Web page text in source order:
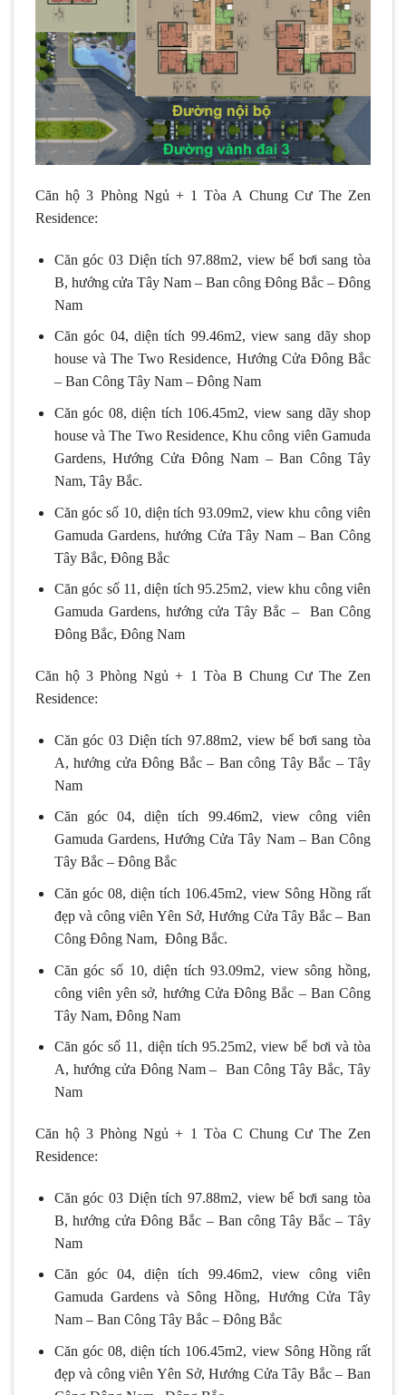
Căn hộ 3 Phòng Ngủ + 1 Tòa A Chung Cư The Zen
Residence:
Căn góc 03 Diện tích 97.88m2, view bể bơi sang tòa
B, hướng cửa Tây Nam – Ban công Đông Bắc – Đông
Nam
Căn góc 04, diện tích 99.46m2, view sang dãy shop
house và The Two Residence, Hướng Cửa Đông Bắc
– Ban Công Tây Nam – Đông Nam
Căn góc 08, diện tích 106.45m2, view sang dãy shop
house và The Two Residence, Khu công viên Gamuda
Gardens, Hướng Cửa Đông Nam – Ban Công Tây
Nam, Tây Bắc.
Căn góc số 10, diện tích 93.09m2, view khu công viên
Gamuda Gardens, hướng Cửa Tây Nam – Ban Công
Tây Bắc, Đông Bắc
Căn góc số 11, diện tích 95.25m2, view khu công viên
Gamuda Gardens, hướng cửa Tây Bắc – Ban Công
Đông Bắc, Đông Nam
Căn hộ 3 Phòng Ngủ + 1 Tòa B Chung Cư The Zen
Residence:
Căn góc 03 Diện tích 97.88m2, view bể bơi sang tòa
A, hướng cửa Đông Bắc – Ban công Tây Bắc – Tây
Nam
Căn góc 04, diện tích 99.46m2, view công viên
Gamuda Gardens, Hướng Cửa Tây Nam – Ban Công
Tây Bắc – Đông Bắc
Căn góc 08, diện tích 106.45m2, view Sông Hồng rất
đẹp và công viên Yên Sở, Hướng Cửa Tây Bắc – Ban
Công Đông Nam, Đông Bắc.
Căn góc số 10, diện tích 93.09m2, view sông hồng,
công viên yên sở, hướng Cửa Đông Bắc – Ban Công
Tây Nam, Đông Nam
Căn góc số 11, diện tích 95.25m2, view bể bơi và tòa
A, hướng cửa Đông Nam – Ban Công Tây Bắc, Tây
Nam
Căn hộ 3 Phòng Ngủ + 1 Tòa C Chung Cư The Zen
Residence:
Căn góc 03 Diện tích 97.88m2, view bể bơi sang tòa
B, hướng cửa Đông Bắc – Ban công Tây Bắc – Tây
Nam
Căn góc 04, diện tích 99.46m2, view công viên
Gamuda Gardens và Sông Hồng, Hướng Cửa Tây
Nam – Ban Công Tây Bắc – Đông Bắc
Căn góc 08, diện tích 106.45m2, view Sông Hồng rất
đẹp và công viên Yên Sở, Hướng Cửa Tây Bắc – Ban